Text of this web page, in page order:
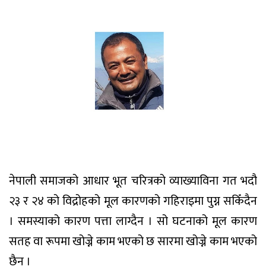
नेपाली समाजको आधार भूत चरित्रको व्याख्याविना गत भदौ
२३ र २४ को विद्रोहको मूल कारणको गहिराइमा पुग्न सकिँदैन
। समस्याको कारण पत्ता लाग्दैन । सो घटनाको मूल कारण
सतह वा रूपमा खोज्ने काम भएको छ सारमा खोज्ने काम भएको
छैन ।